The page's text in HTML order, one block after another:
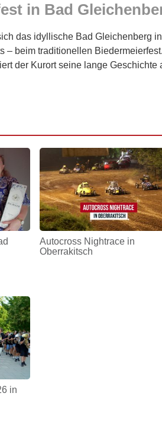
in Bad
das idyllische Bad Gleichenberg
– beim traditionellen
der Kurort seine lange
Autocross Nightrace in
Oberrakitsch
in